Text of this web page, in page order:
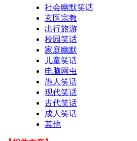
社会幽默笑话
玄医宗教
出行旅游
校园笑话
家庭幽默
儿童笑话
电脑网虫
愚人笑话
现代笑话
古代笑话
成人笑话
其他